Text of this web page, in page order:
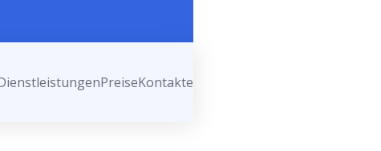
PreiseKontakte